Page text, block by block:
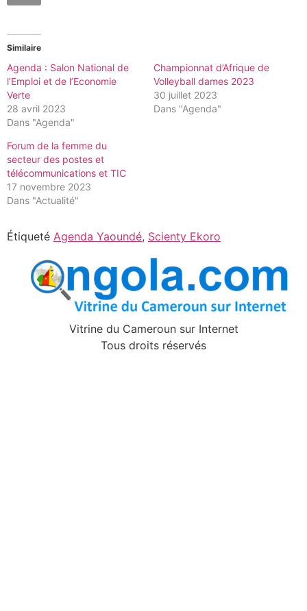
Similaire
Agenda : Salon National de
l’Emploi et de l’Economie
Verte
28 avril 2023
Dans "Agenda"
Championnat d’Afrique de
Volleyball dames 2023
30 juillet 2023
Dans "Agenda"
Forum de la femme du
secteur des postes et
télécommunications et TIC
17 novembre 2023
Dans "Actualité"
Étiqueté Agenda Yaoundé, Scienty Ekoro
Vitrine du Cameroun sur Internet
Tous droits réservés